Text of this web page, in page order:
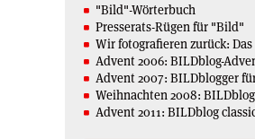
"Bild"-Wörterbuch
Presserats-Rügen für "Bild"
Wir fotografieren zurück:
Advent 2006: BILDblog-
Advent 2007: BILDblogger
Weihnachten 2008:
Advent 2011: BILDblog